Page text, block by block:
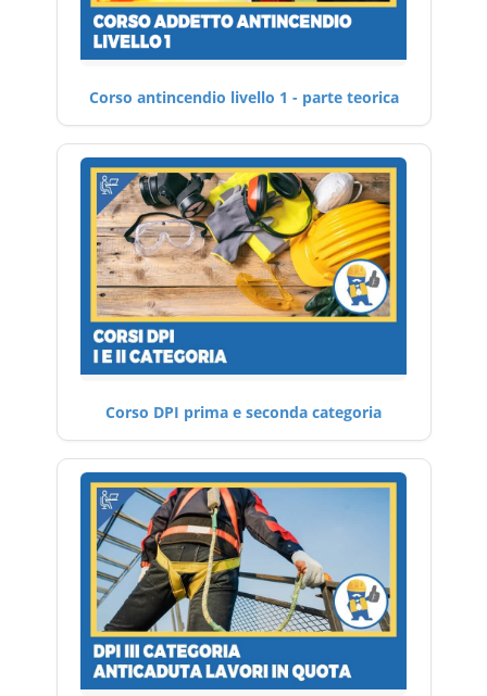
Corso antincendio livello 1 - parte teorica
Corso DPI prima e seconda categoria